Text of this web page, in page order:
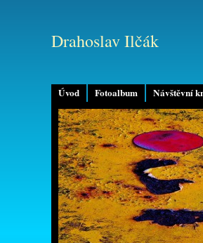
Úvod Fotoalbum Návštěvní
Drahoslav Ilčák